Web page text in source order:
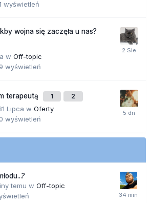
wyświetleń
wojna się zaczęła u nas?
w Off-topic
wyświetleń
terapeutą 1 2
Lipca w Oferty
wyświetleń
temu w Off-topic